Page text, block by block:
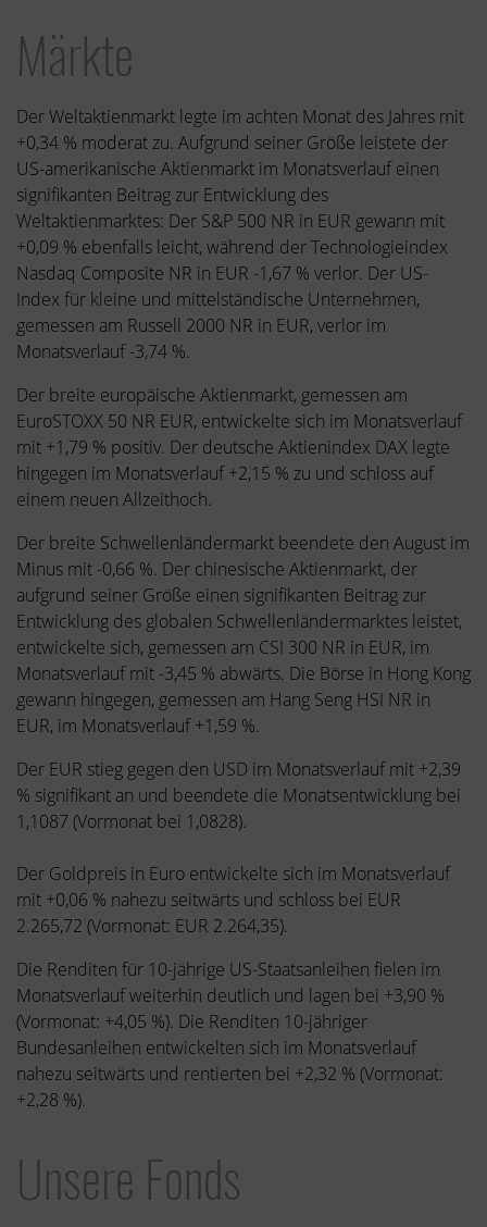
Märkte
Der Weltaktienmarkt legte im achten Monat des Jahres mit
+0,34 % moderat zu. Aufgrund seiner Größe leistete der
US-amerikanische Aktienmarkt im Monatsverlauf einen
signifikanten Beitrag zur Entwicklung des
Weltaktienmarktes: Der S&P 500 NR in EUR gewann mit
+0,09 % ebenfalls leicht, während der Technologieindex
Nasdaq Composite NR in EUR -1,67 % verlor. Der US-
Index für kleine und mittelständische Unternehmen,
gemessen am Russell 2000 NR in EUR, verlor im
Monatsverlauf -3,74 %.
Der breite europäische Aktienmarkt, gemessen am
EuroSTOXX 50 NR EUR, entwickelte sich im Monatsverlauf
mit +1,79 % positiv. Der deutsche Aktienindex DAX legte
hingegen im Monatsverlauf +2,15 % zu und schloss auf
einem neuen Allzeithoch.
Der breite Schwellenländermarkt beendete den August im
Minus mit -0,66 %. Der chinesische Aktienmarkt, der
aufgrund seiner Größe einen signifikanten Beitrag zur
Entwicklung des globalen Schwellenländermarktes leistet,
entwickelte sich, gemessen am CSI 300 NR in EUR, im
Monatsverlauf mit -3,45 % abwärts. Die Börse in Hong Kong
gewann hingegen, gemessen am Hang Seng HSI NR in
EUR, im Monatsverlauf +1,59 %.
Der EUR stieg gegen den USD im Monatsverlauf mit +2,39
% signifikant an und beendete die Monatsentwicklung bei
1,1087 (Vormonat bei 1,0828).
Der Goldpreis in Euro entwickelte sich im Monatsverlauf
mit +0,06 % nahezu seitwärts und schloss bei EUR
2.265,72 (Vormonat: EUR 2.264,35).
Die Renditen für 10-jährige US-Staatsanleihen fielen im
Monatsverlauf weiterhin deutlich und lagen bei +3,90 %
(Vormonat: +4,05 %). Die Renditen 10-jähriger
Bundesanleihen entwickelten sich im Monatsverlauf
nahezu seitwärts und rentierten bei +2,32 % (Vormonat:
+2,28 %).
Unsere Fonds